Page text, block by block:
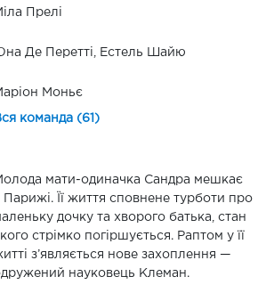
Прелі
Де Перетті, Естель Шайю
Моньє
команда (61)
мати-одиначка Сандра мешкає
Парижі. Її життя сповнене турботи про
дочку та хворого батька, стан
стрімко погіршується. Раптом у її
з’являється нове захоплення —
науковець Клеман.